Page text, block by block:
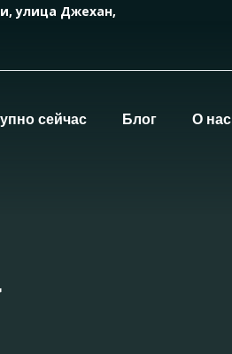
улица Джехан,
сейчас Блог О нас